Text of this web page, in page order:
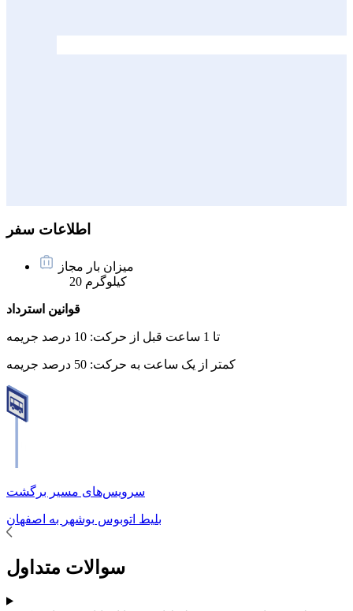
اطلاعات سفر
میزان بار مجاز
20 کیلوگرم
قوانین استرداد
تا 1 ساعت قبل از حرکت: 10 درصد جریمه
کمتر از یک ساعت به حرکت: 50 درصد جریمه
سرویس‌های مسیر برگشت
بلیط اتوبوس بوشهر به اصفهان
سوالات متداول